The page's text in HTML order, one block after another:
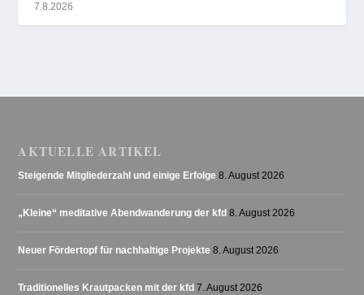
7.8.2026
AKTUELLE ARTIKEL
Steigende Mitgliederzahl und einige Erfolge 8. August 2026
„Kleine“ meditative Abendwanderung der kfd 8. August 2026
Neuer Fördertopf für nachhaltige Projekte 8. August 2026
Traditionelles Krautpacken mit der kfd 7. August 2026